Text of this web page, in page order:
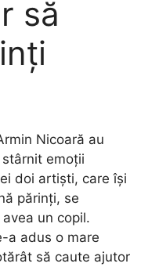
să
Nicoară au
emoții
doi artiști, care își
părinți, se
un copil.
a adus o mare
să caute ajutor